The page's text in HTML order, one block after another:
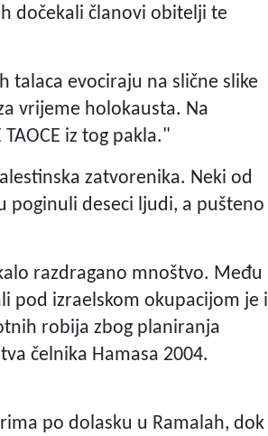
dočekali članovi obitelji te
talaca evociraju na slične slike
vrijeme holokausta. Na
iz tog pakla."
zatvorenika. Neki od
poginuli deseci ljudi, a pušteno
razdragano mnoštvo. Među
pod izraelskom okupacijom je i
robija zbog planiranja
čelnika Hamasa 2004.
po dolasku u Ramalah, dok